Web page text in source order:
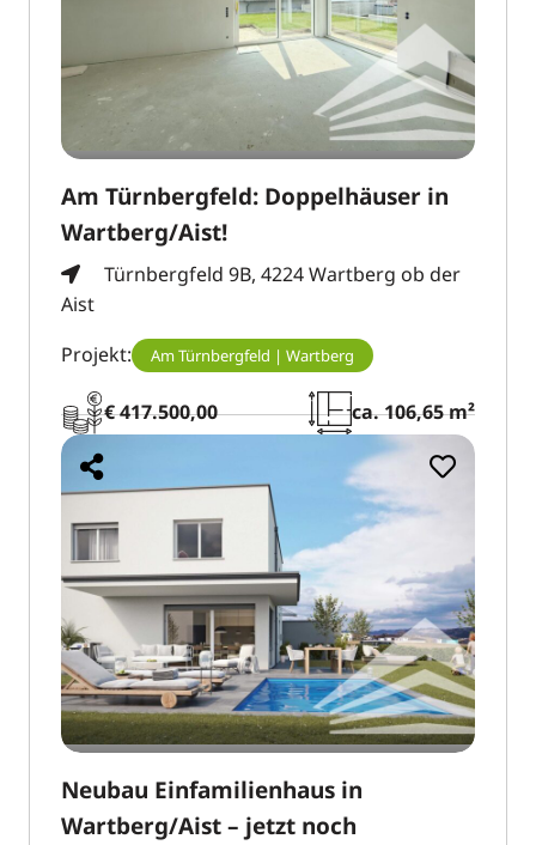
Am Türnbergfeld: Doppelhäuser in
Wartberg/Aist!
Türnbergfeld 9B, 4224 Wartberg ob der
Aist
Projekt:
Am Türnbergfeld | Wartberg
€ 417.500,00 ca. 106,65 m²
Neubau Einfamilienhaus in
Wartberg/Aist – jetzt noch